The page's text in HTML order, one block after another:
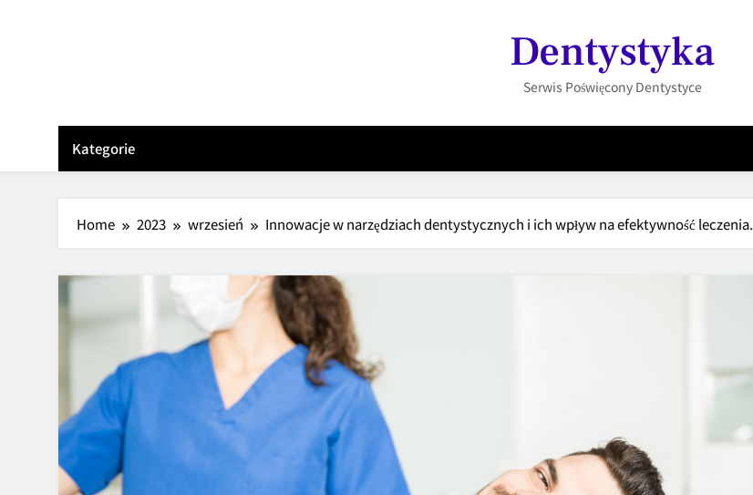
Dentystyka
Serwis Poświęcony Dentystyce
Kategorie
Home 2023 wrzesień Innowacje w narzędziach dentystycznych i ich wpływ na efektywność leczenia.